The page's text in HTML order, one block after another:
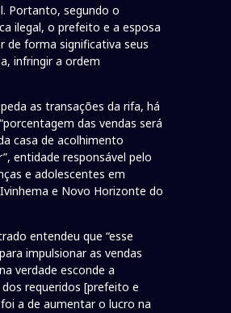
Portanto, segundo o
ilegal, o prefeito e a esposa
de forma significativa seus
infringir a ordem
as transações da rifa, há
das vendas será
casa de acolhimento
entidade responsável pelo
e adolescentes em
e Novo Horizonte do
entendeu que “esse
impulsionar as vendas
verdade esconde a
requeridos [prefeito e
a de aumentar o lucro na